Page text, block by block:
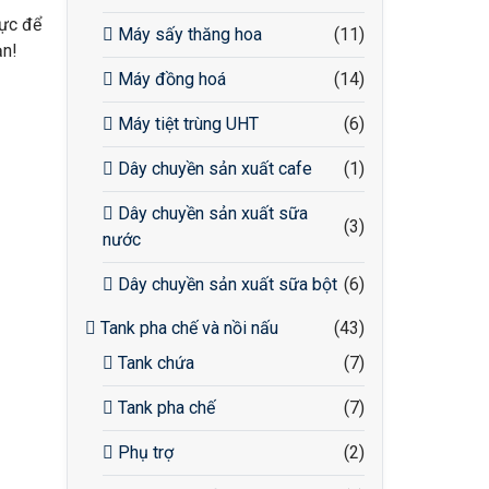
để
Máy sấy thăng hoa (11)
Máy đồng hoá (14)
Máy tiệt trùng UHT (6)
Dây chuyền sản xuất cafe (1)
Dây chuyền sản xuất sữa
nước
(3)
Dây chuyền sản xuất sữa bột (6)
Tank pha chế và nồi nấu
(43)
Tank chứa
(7)
Tank pha chế (7)
Phụ trợ (2)